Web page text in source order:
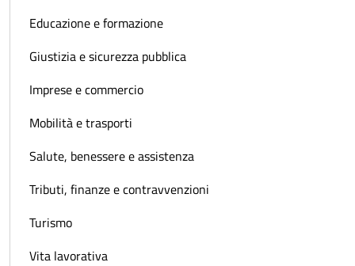
Educazione e formazione
Giustizia e sicurezza pubblica
Imprese e commercio
Mobilità e trasporti
Salute, benessere e assistenza
Tributi, finanze e contravvenzioni
Turismo
Vita lavorativa